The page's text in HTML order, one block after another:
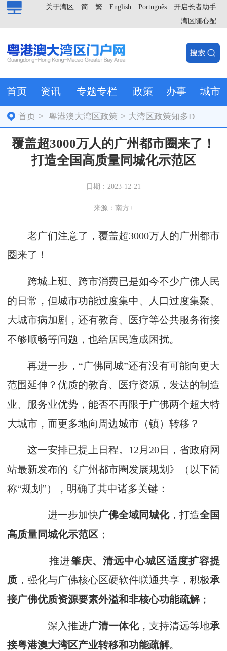
开启长者助手
Português
English
繁
简
关于湾区
湾区随心配
首页 资讯 专题专栏 政策 办事 城市
首页 >粤港澳大湾区政策 > 大湾区政策知多D
覆盖超3000万人的广州都市圈来了！
打造全国高质量同城化示范区
日期：2023-12-21
来源：南方+
老广们注意了，覆盖超3000万人的广州都市
圈来了！
跨城上班、跨市消费已是如今不少广佛人民
的日常，但城市功能过度集中、人口过度集聚、
大城市病加剧，还有教育、医疗等公共服务衔接
不够顺畅等问题，也给居民造成困扰。
再进一步，“广佛同城”还有没有可能向更大
范围延伸？优质的教育、医疗资源，发达的制造
业、服务业优势，能否不再限于广佛两个超大特
大城市，而更多地向周边城市（镇）转移？
这一安排已提上日程。12月20日，省政府网
站最新发布的《广州都市圈发展规划》（以下简
称“规划”），明确了其中诸多关键：
——进一步加快广佛全域同城化，打造全国
高质量同城化示范区 ；
——推进肇庆、清远中心城区适度扩容提
质 ，强化与广佛核心区硬软件联通共享，积极承
接广佛优质资源要素外溢和非核心功能疏解；
——深入推进广清一体化，支持清远等地承
接粤港澳大湾区产业转移和功能疏解。